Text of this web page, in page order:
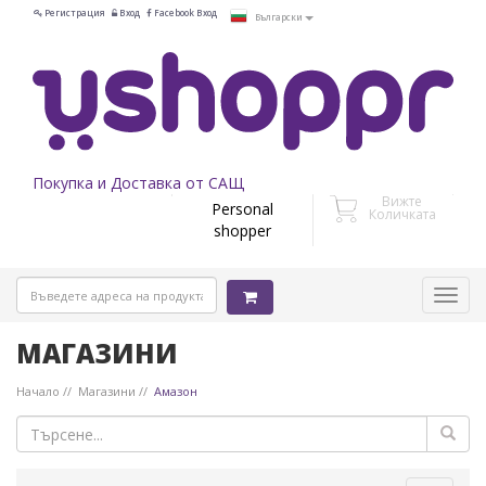
Регистрация Вход Facebook Вход Български
Покупка и Доставка от САЩ
Personal
shopper
Вижте
Количката
МАГАЗИНИ
Начало Магазини Амазон